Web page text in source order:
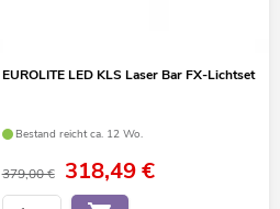
EUROLITE LED KLS Laser Bar FX-Lichtset
Bestand reicht ca. 12 Wo.
379,00 € 318,49€